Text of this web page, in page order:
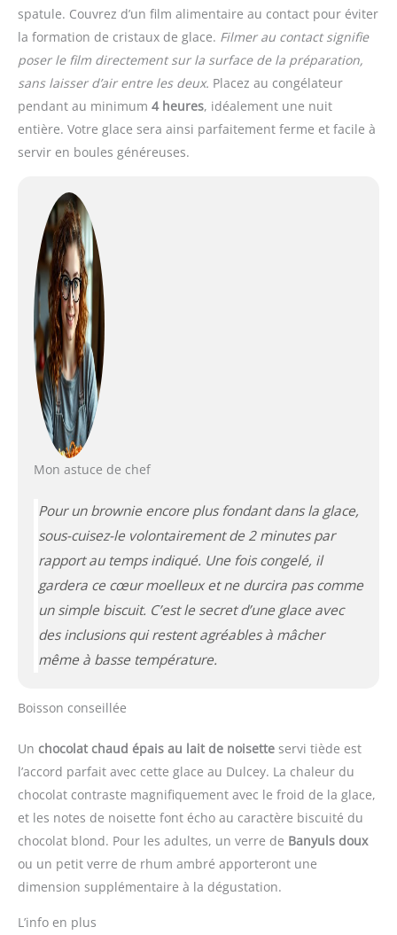
spatule. Couvrez d’un film alimentaire au contact pour éviter
la formation de cristaux de glace. Filmer au contact signifie
poser le film directement sur la surface de la préparation,
sans laisser d’air entre les deux. Placez au congélateur
pendant au minimum 4 heures, idéalement une nuit
entière. Votre glace sera ainsi parfaitement ferme et facile à
servir en boules généreuses.
Mon astuce de chef
Pour un brownie encore plus fondant dans la glace,
sous-cuisez-le volontairement de 2 minutes par
rapport au temps indiqué. Une fois congelé, il
gardera ce cœur moelleux et ne durcira pas comme
un simple biscuit. C’est le secret d’une glace avec
des inclusions qui restent agréables à mâcher
même à basse température.
Boisson conseillée
Un chocolat chaud épais au lait de noisette servi tiède est
l’accord parfait avec cette glace au Dulcey. La chaleur du
chocolat contraste magnifiquement avec le froid de la glace,
et les notes de noisette font écho au caractère biscuité du
chocolat blond. Pour les adultes, un verre de Banyuls doux
ou un petit verre de rhum ambré apporteront une
dimension supplémentaire à la dégustation.
L’info en plus